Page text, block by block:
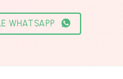
WHATSAPP